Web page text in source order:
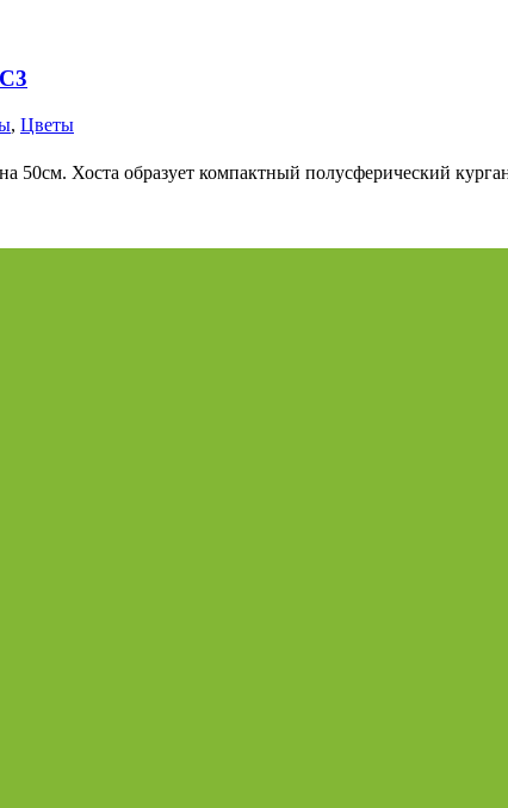
, Цветы
50см. Хоста образует компактный полусферический